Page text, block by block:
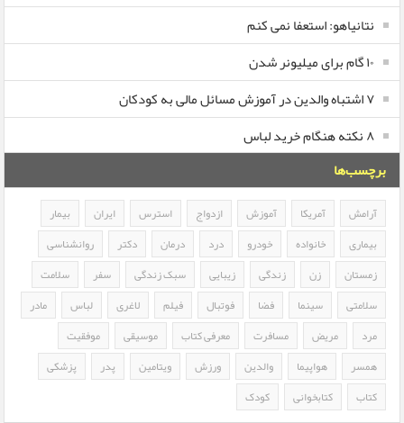
نتانیاهو: استعفا نمی کنم
۱۰ گام برای میلیونر شدن
۷ اشتباه والدین در آموزش مسائل مالی به کودکان
۸ نکته هنگام خرید لباس
برچسب‌ها
آرامش آمریکا آموزش ازدواج استرس ایران
بیمار
بیماری
خانواده خودرو درد درمان دکتر
روانشناسی
زمستان
زن زندگی زیبایی سبک زندگی سفر
سلامت
سلامتی
سینما فضا فوتبال فیلم لاغری لباس
مادر
مرد
مریض مسافرت معرفی کتاب موسیقی
موفقیت
همسر
هواپیما والدین ورزش ویتامین پدر
پزشکی
کتاب
کتابخوانی کودک